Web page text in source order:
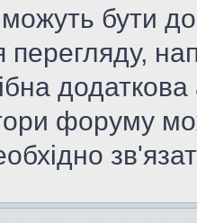
бути
форуму